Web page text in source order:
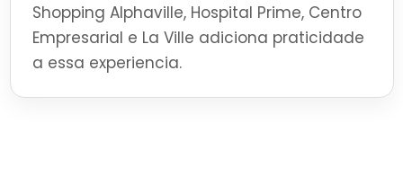
Shopping Alphaville, Hospital Prime, Centro
Empresarial e La Ville adiciona praticidade
a essa experiencia.